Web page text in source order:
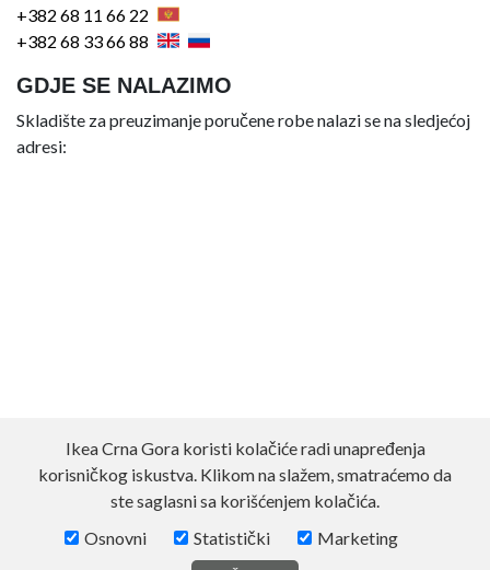
+382 68 11 66 22
+382 68 33 66 88
GDJE SE NALAZIMO
Skladište za preuzimanje poručene robe nalazi se na sledjećoj
adresi:
Ikea Crna Gora koristi kolačiće radi unapređenja
korisničkog iskustva. Klikom na slažem, smatraćemo da
ste saglasni sa korišćenjem kolačića.
Osnovni
Statistički
Marketing